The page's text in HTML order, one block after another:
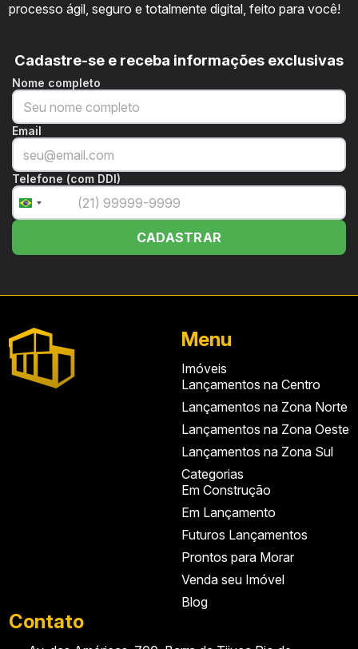
processo ágil, seguro e totalmente digital, feito para você!
Cadastre-se e receba informações exclusivas
Nome completo
Email
Telefone (com DDI)
Brazil
+55
CADASTRAR
Menu
Imóveis
Lançamentos na Centro
Lançamentos na Zona Norte
Lançamentos na Zona Oeste
Lançamentos na Zona Sul
Categorias
Em Construção
Em Lançamento
Futuros Lançamentos
Prontos para Morar
Venda seu Imóvel
Blog
Contato